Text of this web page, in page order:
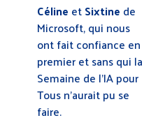
Céline etSixtine de
Microsoft, qui nous
ont fait confiance en
premier et sans qui la
Semaine de l’IA pour
Tous n’aurait pu se
faire.